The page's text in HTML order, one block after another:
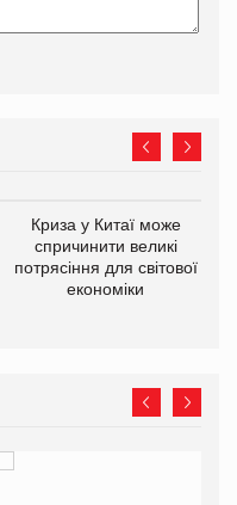
Криза у Китаї може
спричинити великі
потрясіння для світової
економіки